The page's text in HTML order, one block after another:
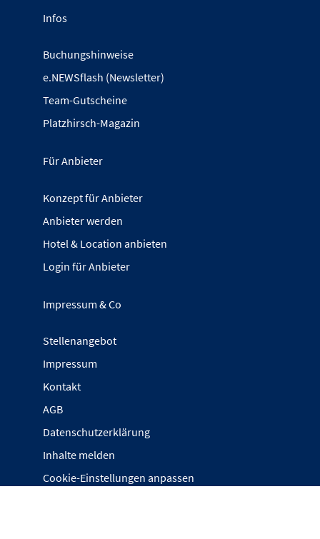
Infos
Buchungshinweise
e.NEWSflash (Newsletter)
Team-Gutscheine
Platzhirsch-Magazin
Für Anbieter
Konzept für Anbieter
Anbieter werden
Hotel & Location anbieten
Login für Anbieter
Impressum & Co
Stellenangebot
Impressum
Kontakt
AGB
Datenschutzerklärung
Inhalte melden
Cookie-Einstellungen anpassen